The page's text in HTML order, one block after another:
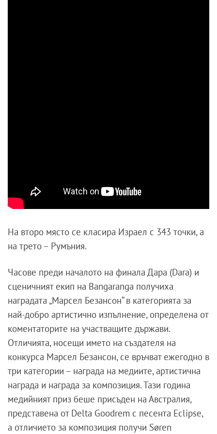
На второ място се класира Израел с 343 точки, а
на трето – Румъния.
Часове преди началото на финала Дара (Dara) и
сценичният екип на Bangaranga получиха
наградата „Марсел Безансон“ в категорията за
най-добро артистично изпълнение, определена от
коментаторите на участващите държави.
Отличията, носещи името на създателя на
конкурса Марсел Безансон, се връчват ежегодно в
три категории – награда на медиите, артистична
награда и награда за композиция. Тази година
медийният приз беше присъден на Австралия,
представена от Delta Goodrem с песента Eclipse,
а отличието за композиция получи Søren